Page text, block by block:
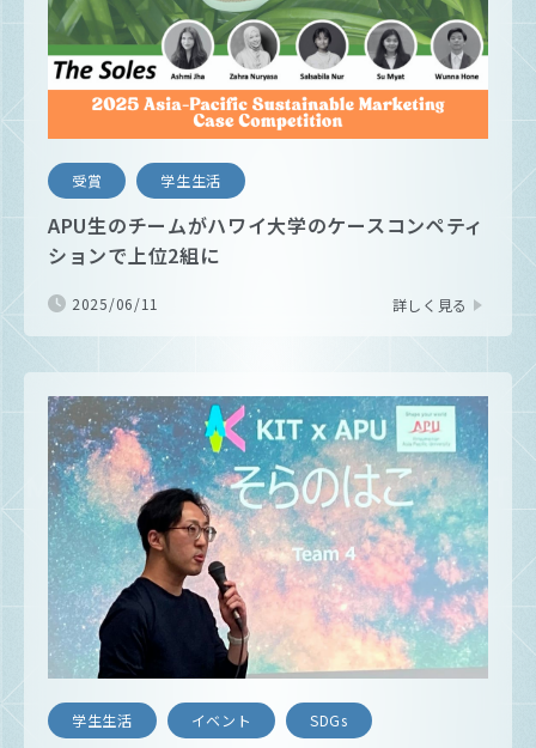
受賞 学生生活
APU生のチームがハワイ大学のケースコンペティ
ションで上位2組に
2025/06/11 詳しく見る
学生生活 イベント SDGs